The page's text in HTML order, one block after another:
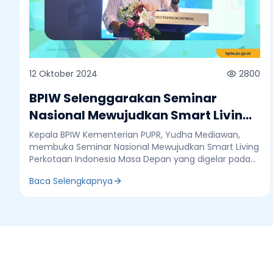
12 Oktober 2024 2800
BPIW Selenggarakan Seminar
Nasional Mewujudkan Smart Living
Perkotaan Indonesia Masa Depan
Kepala BPIW Kementerian PUPR, Yudha Mediawan,
membuka Seminar Nasional Mewujudkan Smart Living
Perkotaan Indonesia Masa Depan yang digelar pada
Timur, Institut Teknologi Bandung (ITB). Yudha
Baca Selengkapnya